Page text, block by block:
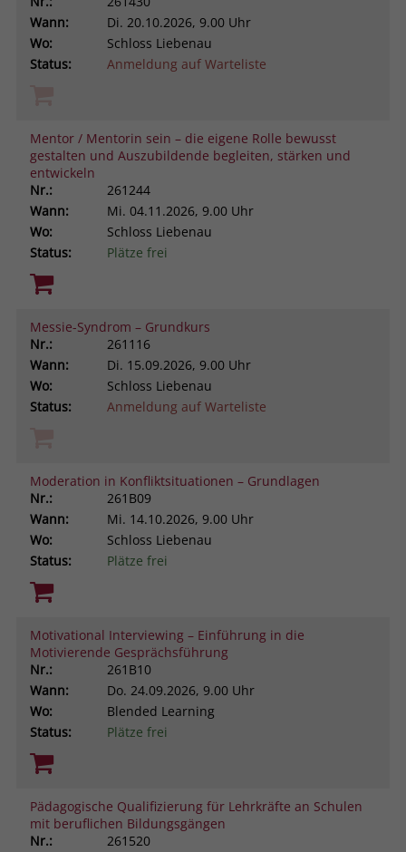
Wann:
Di. 20.10.2026, 9.00 Uhr
Wo:
Schloss Liebenau
Status:
Anmeldung auf Warteliste
Mentor / Mentorin sein – die eigene Rolle bewusst
gestalten und Auszubildende begleiten, stärken und
entwickeln
Nr.:
261244
Wann:
Mi. 04.11.2026, 9.00 Uhr
Wo:
Schloss Liebenau
Status:
Plätze frei
Messie-Syndrom – Grundkurs
Nr.:
261116
Wann:
Di. 15.09.2026, 9.00 Uhr
Wo:
Schloss Liebenau
Status:
Anmeldung auf Warteliste
Moderation in Konfliktsituationen – Grundlagen
Nr.:
261B09
Wann:
Mi. 14.10.2026, 9.00 Uhr
Wo:
Schloss Liebenau
Status:
Plätze frei
Motivational Interviewing – Einführung in die
Motivierende Gesprächsführung
Nr.:
261B10
Wann:
Do. 24.09.2026, 9.00 Uhr
Wo:
Blended Learning
Status:
Plätze frei
Pädagogische Qualifizierung für Lehrkräfte an Schulen
mit beruflichen Bildungsgängen
Nr.:
261520